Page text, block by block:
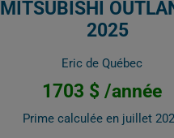
MITSUBISHI
2025
Eric de Québec
1703 $ /année
Prime calculée en juillet